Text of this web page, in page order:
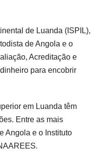
de Luanda (ISPIL),
de Angola e o
Acreditação e
para encobrir
em Luanda têm
Entre as mais
Angola e o Instituto